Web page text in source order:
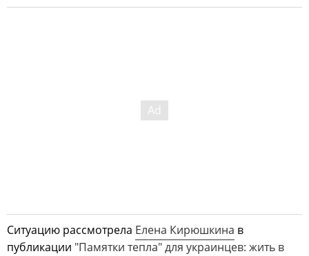
Ситуацию рассмотрела Елена Кирюшкина в
публикации "Памятки тепла" для украинцев: жить в